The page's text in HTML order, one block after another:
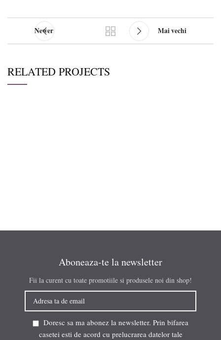
Newer Mai vechi
RELATED PROJECTS
Aboneaza-te la newsletter
Fii la curent cu toate promotiile si produsele noi din shop!
Doresc sa ma abonez la newsletter. Prin bifarea
casetei esti de acord cu prelucrarea datelor tale